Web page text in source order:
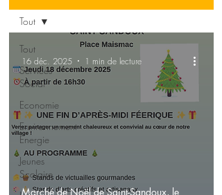
Tout
Services
Social
Economie
Environnement
Energie
Jeunes
Scolaire
Tout
Marché de Noël de Saint-Sandoux, le
16 déc. 2025 1 min de lecture